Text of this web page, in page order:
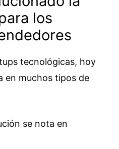
los
tecnológicas, hoy
en muchos tipos de
se nota en